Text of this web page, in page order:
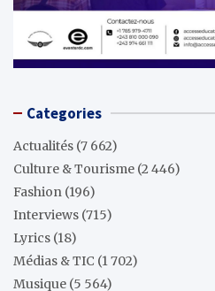
Categories
Actualités (7 662)
Culture & Tourisme (2 446)
Fashion (196)
Interviews (715)
Lyrics (18)
Médias & TIC (1 702)
Musique (5 564)